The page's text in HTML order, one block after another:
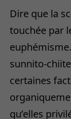
Dire que la
touchée par
sunnito-
certaines
qu’elles